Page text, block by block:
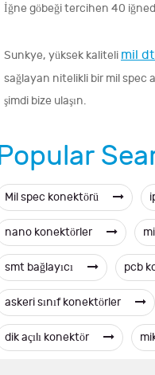
İğne göbeği tercihen 40
Sunkye, yüksek kaliteli mil
sağlayan nitelikli bir mil spec
şimdi bize ulaşın.
Mil spec konektörü
nano konektörler
smt bağlayıcı pcb
askeri sınıf konektörler
dik açılı konektör